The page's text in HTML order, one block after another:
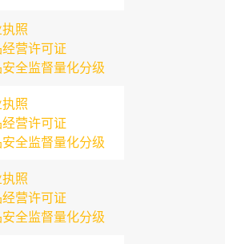
照
营许可证
全监督量化分级
照
营许可证
全监督量化分级
照
营许可证
全监督量化分级